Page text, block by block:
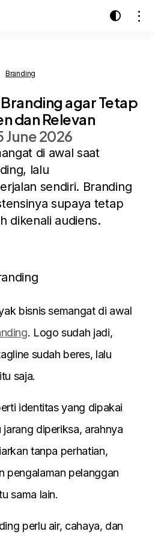
Branding
agar Tetap
dan Relevan
June 2026
di awal saat
lalu
sendiri. Branding
supaya tetap
dikenali audiens.
bisnis semangat di awal
. Logo sudah jadi,
sudah beres, lalu
saja.
identitas yang dipakai
diperiksa, arahnya
tanpa perhatian,
pengalaman pelanggan
sama lain.
perlu air, cahaya, dan